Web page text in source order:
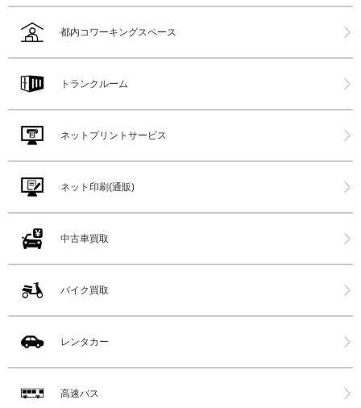
都内コワーキングスペース
トランクルーム
ネットプリントサービス
ネット印刷(通販)
中古車買取
バイク買取
レンタカー
高速バス